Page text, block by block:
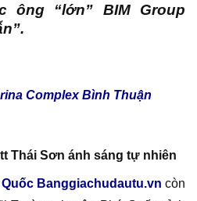
ông “lớn” BIM Group
Complex Bình Thuận
Thái Sơn ánh sáng tự nhiên
Banggiachudautu.vn còn